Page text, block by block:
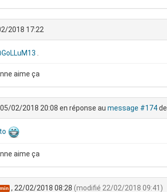
2018 17:22
aime ça
02/2018 20:08 en réponse au message #174de
aime ça
, 22/02/2018 08:28 (modifié 22/02/2018 09:41)